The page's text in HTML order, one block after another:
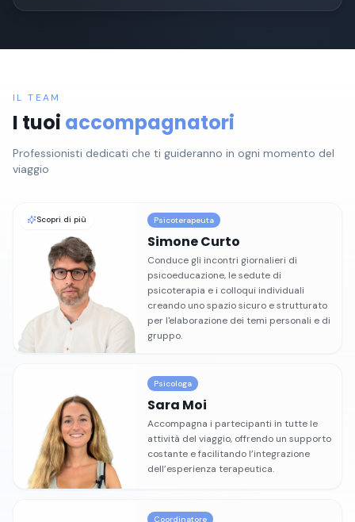
IL TEAM
I tuoi accompagnatori
Professionisti dedicati che ti guideranno in ogni momento del
viaggio
Scopri di più Psicoterapeuta
Simone Curto
Conduce gli incontri giornalieri di
psicoeducazione, le sedute di
psicoterapia e i colloqui individuali
creando uno spazio sicuro e strutturato
per l'elaborazione dei temi personali e di
gruppo.
Psicologa
Sara Moi
Accompagna i partecipanti in tutte le
attività del viaggio, offrendo un supporto
costante e facilitando l’integrazione
dell’esperienza terapeutica.
Coordinatore